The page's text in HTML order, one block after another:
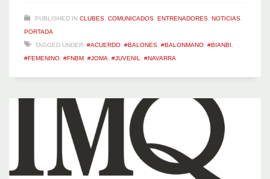
PUBLISHED IN CLUBES COMUNICADOS ENTRENADORES NOTICIAS
PORTADA
TAGGED UNDER: #ACUERDO #BALONES #BALONMANO #BIANBI
#FEMENINO #FNBM #JOMA #JUVENIL #NAVARRA